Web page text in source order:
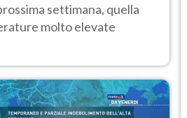
settimana, quella
molto elevate